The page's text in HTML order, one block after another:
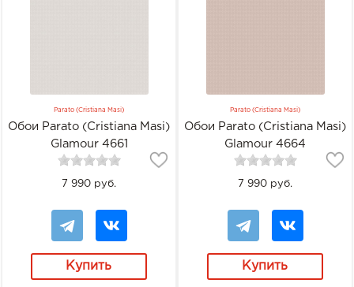
Parato (Cristiana Masi)
Обои Parato (Cristiana Masi)
Glamour 4661
7 990 руб.
Купить
Parato (Cristiana Masi)
Обои Parato (Cristiana Masi)
Glamour 4664
7 990 руб.
Купить